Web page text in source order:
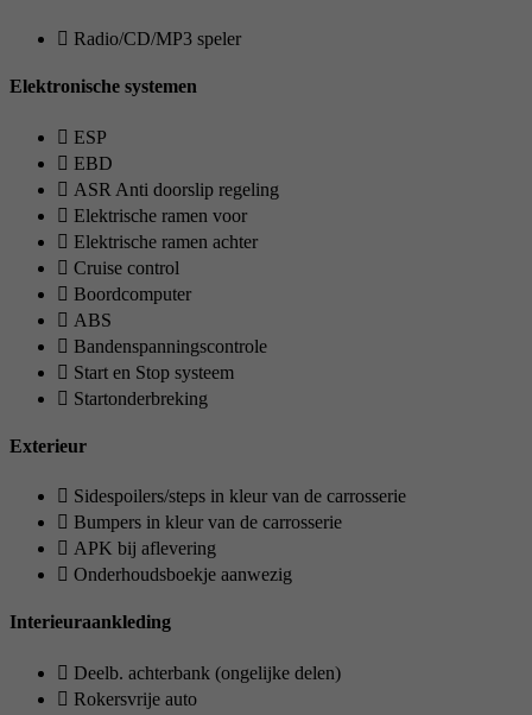
Radio/CD/MP3 speler
Elektronische systemen
ESP
EBD
ASR Anti doorslip regeling
Elektrische ramen voor
Elektrische ramen achter
Cruise control
Boordcomputer
ABS
Bandenspanningscontrole
Start en Stop systeem
Startonderbreking
Exterieur
Sidespoilers/steps in kleur van de carrosserie
Bumpers in kleur van de carrosserie
APK bij aflevering
Onderhoudsboekje aanwezig
Interieuraankleding
Deelb. achterbank (ongelijke delen)
Rokersvrije auto